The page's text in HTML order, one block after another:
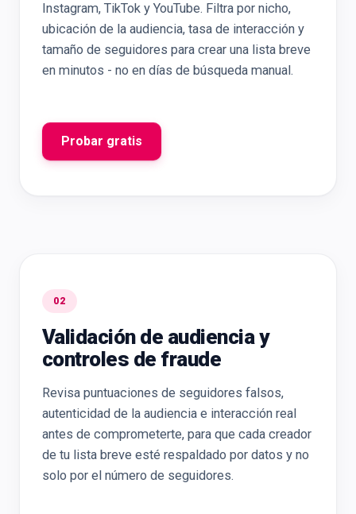
Instagram, TikTok y YouTube. Filtra por nicho,
ubicación de la audiencia, tasa de interacción y
tamaño de seguidores para crear una lista breve
en minutos - no en días de búsqueda manual.
Probar gratis
02
Validación de audiencia y
controles de fraude
Revisa puntuaciones de seguidores falsos,
autenticidad de la audiencia e interacción real
antes de comprometerte, para que cada creador
de tu lista breve esté respaldado por datos y no
solo por el número de seguidores.